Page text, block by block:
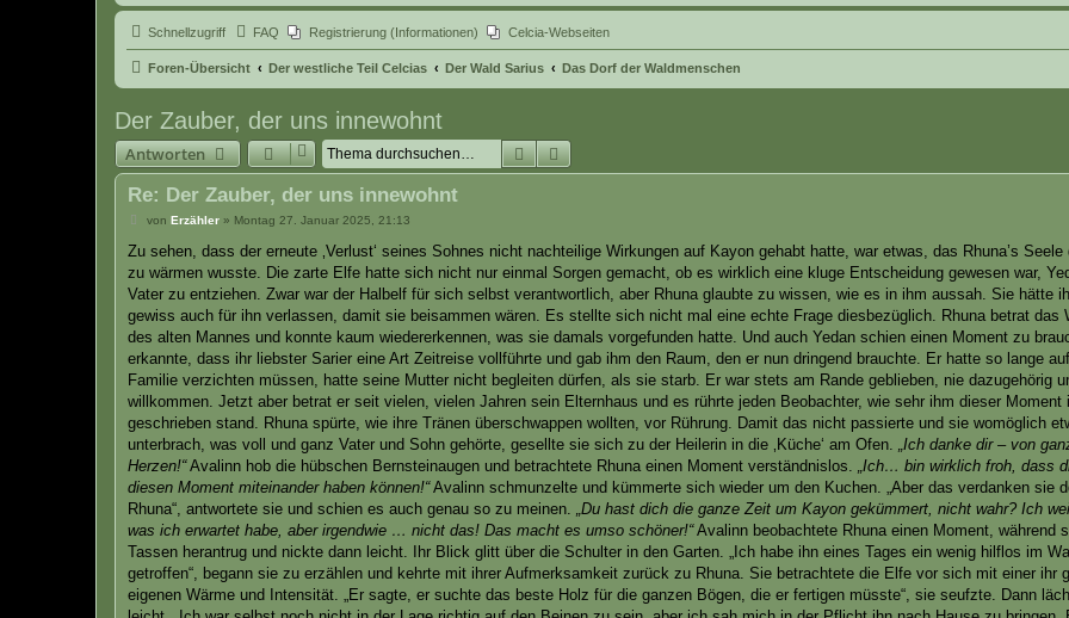
Schnellzugriff FAQ Registrierung (Informationen) Celcia-Webseiten
Foren-Übersicht Der westliche Teil Celcias Der Wald Sarius Das Dorf der Waldmenschen
Der Zauber, der uns innewohnt
Antworten SucheErweiterte Suche
Re: Der Zauber, der uns innewohnt
B
i
r
a
von Erzähler» Montag 27. Januar 2025, 21:13
Zu sehen, dass der erneute ‚Verlust‘ seines Sohnes nicht nachteilige Wirkungen auf Kayon gehabt hatte, war etwas, das Rhuna’s Seele
zu wärmen wusste. Die zarte Elfe hatte sich nicht nur einmal Sorgen gemacht, ob es wirklich eine kluge Entscheidung gewesen war,
Vater zu entziehen. Zwar war der Halbelf für sich selbst verantwortlich, aber Rhuna glaubte zu wissen, wie es in ihm aussah. Sie hätte
gewiss auch für ihn verlassen, damit sie beisammen wären. Es stellte sich nicht mal eine echte Frage diesbezüglich. Rhuna betrat das
des alten Mannes und konnte kaum wiedererkennen, was sie damals vorgefunden hatte. Und auch Yedan schien einen Moment zu
erkannte, dass ihr liebster Sarier eine Art Zeitreise vollführte und gab ihm den Raum, den er nun dringend brauchte. Er hatte so lange
Familie verzichten müssen, hatte seine Mutter nicht begleiten dürfen, als sie starb. Er war stets am Rande geblieben, nie dazugehörig
willkommen. Jetzt aber betrat er seit vielen, vielen Jahren sein Elternhaus und es rührte jeden Beobachter, wie sehr ihm dieser Moment
geschrieben stand. Rhuna spürte, wie ihre Tränen überschwappen wollten, vor Rührung. Damit das nicht passierte und sie womöglich
unterbrach, was voll und ganz Vater und Sohn gehörte, gesellte sie sich zu der Heilerin in die ‚Küche‘ am Ofen.
„Ich danke dir – von
Herzen!“Avalinn hob die hübschen Bernsteinaugen und betrachtete Rhuna einen Moment verständnislos.
„Ich… bin wirklich froh, dass
diesen Moment miteinander haben können!“Avalinn schmunzelte und kümmerte sich wieder um den Kuchen. „Aber das verdanken sie
Rhuna“, antwortete sie und schien es auch genau so zu meinen.
„Du hast dich die ganze Zeit um Kayon gekümmert, nicht wahr? Ich
was ich erwartet habe, aber irgendwie … nicht das! Das macht es umso schöner!“Avalinn beobachtete Rhuna einen Moment, während
Tassen herantrug und nickte dann leicht. Ihr Blick glitt über die Schulter in den Garten. „Ich habe ihn eines Tages ein wenig hilflos im
getroffen“, begann sie zu erzählen und kehrte mit ihrer Aufmerksamkeit zurück zu Rhuna. Sie betrachtete die Elfe vor sich mit einer ihr
eigenen Wärme und Intensität. „Er sagte, er suchte das beste Holz für die ganzen Bögen, die er fertigen müsste“, sie seufzte. Dann